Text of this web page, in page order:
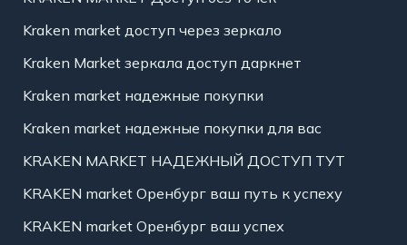
Kraken market доступ через зеркало
Kraken Market зеркала доступ даркнет
Kraken market надежные покупки
Kraken market надежные покупки для вас
KRAKEN MARKET НАДЕЖНЫЙ ДОСТУП ТУТ
KRAKEN market Оренбург ваш путь к успеху
KRAKEN market Оренбург ваш успех